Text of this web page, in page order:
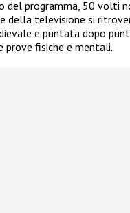
del programma, 50 volti
della televisione si
e puntata dopo
fisiche e mentali.